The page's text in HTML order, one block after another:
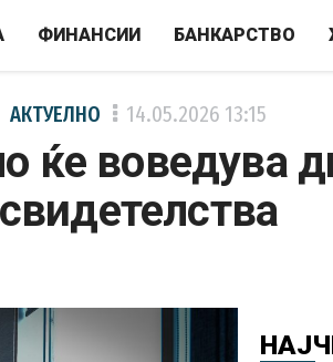
ФИНАНСИИ БАНКАРСТВО
АКТУЕЛНО 14.05.2026 13:15
ќе воведува
свидетелства